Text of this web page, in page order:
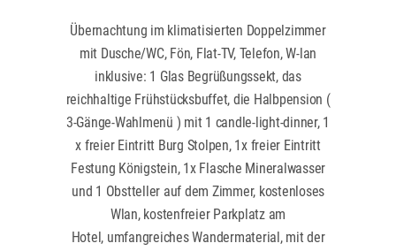
Freizeitmöglichkeiten für Naturliebhaber
und Abenteurer. Erkunden Sie das
Elbsandsteingebirge zu Fuß oder mit dem
Fahrrad, besuchen Sie kulturelle
Sehenswürdigkeiten oder entspannen Sie
einfach in der idyllischen Natur.
Kontakt & Buchung:
Landhotel Zum Erbgericht Am Markt 8,
Übernachtung im klimatisierten Doppelzimmer
mit Dusche/WC, Fön, Flat-TV, Telefon, W-lan
inklusive: 1 Glas Begrüßungssekt, das
reichhaltige Frühstücksbuffet, die Halbpension (
3-Gänge-Wahlmenü ) mit 1 candle-light-dinner, 1
x freier Eintritt Burg Stolpen, 1x freier Eintritt
Festung Königstein, 1x Flasche Mineralwasser
und 1 Obstteller auf dem Zimmer, kostenloses
Wlan, kostenfreier Parkplatz am
Hotel, umfangreiches Wandermaterial, mit der